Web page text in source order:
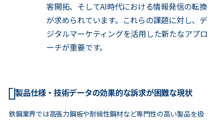
客開拓、そしてAI時代における情報発信の転換
が求められています。これらの課題に対し、デ
ジタルマーケティングを活用した新たなアプロ
ーチが重要です。
製品仕様・技術データの効果的な訴求が困難な現状
鉄鋼業界では高張力鋼板や耐候性鋼材など専門性の高い製品を扱